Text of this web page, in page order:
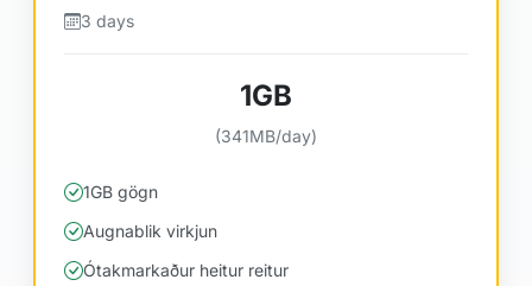
3 days
1GB
(341MB/day)
1GB gögn
Augnablik virkjun
Ótakmarkaður heitur reitur